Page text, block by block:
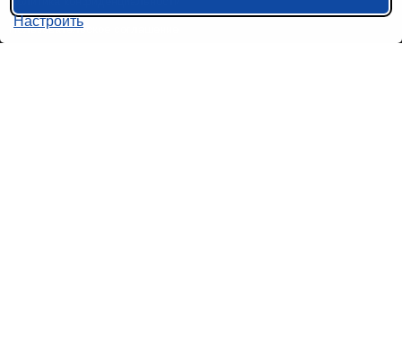
Пользовательское соглашение
Настроить